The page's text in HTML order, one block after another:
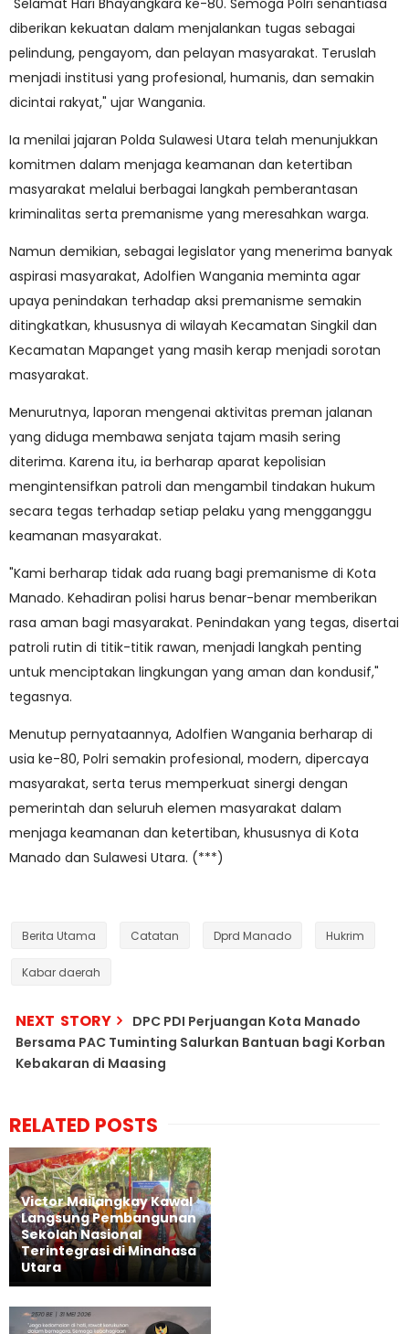
"Selamat Hari Bhayangkara ke-80. Semoga Polri senantiasa
diberikan kekuatan dalam menjalankan tugas sebagai
pelindung, pengayom, dan pelayan masyarakat. Teruslah
menjadi institusi yang profesional, humanis, dan semakin
dicintai rakyat," ujar Wangania.
Ia menilai jajaran Polda Sulawesi Utara telah menunjukkan
komitmen dalam menjaga keamanan dan ketertiban
masyarakat melalui berbagai langkah pemberantasan
kriminalitas serta premanisme yang meresahkan warga.
Namun demikian, sebagai legislator yang menerima banyak
aspirasi masyarakat, Adolfien Wangania meminta agar
upaya penindakan terhadap aksi premanisme semakin
ditingkatkan, khususnya di wilayah Kecamatan Singkil dan
Kecamatan Mapanget yang masih kerap menjadi sorotan
masyarakat.
Menurutnya, laporan mengenai aktivitas preman jalanan
yang diduga membawa senjata tajam masih sering
diterima. Karena itu, ia berharap aparat kepolisian
mengintensifkan patroli dan mengambil tindakan hukum
secara tegas terhadap setiap pelaku yang mengganggu
keamanan masyarakat.
"Kami berharap tidak ada ruang bagi premanisme di Kota
Manado. Kehadiran polisi harus benar-benar memberikan
rasa aman bagi masyarakat. Penindakan yang tegas, disertai
patroli rutin di titik-titik rawan, menjadi langkah penting
untuk menciptakan lingkungan yang aman dan kondusif,"
tegasnya.
Menutup pernyataannya, Adolfien Wangania berharap di
usia ke-80, Polri semakin profesional, modern, dipercaya
masyarakat, serta terus memperkuat sinergi dengan
pemerintah dan seluruh elemen masyarakat dalam
menjaga keamanan dan ketertiban, khususnya di Kota
Manado dan Sulawesi Utara. (***)
Berita Utama Catatan Dprd Manado Hukrim
Kabar daerah
NEXT STORY
DPC PDI Perjuangan Kota Manado
Bersama PAC Tuminting Salurkan Bantuan bagi Korban
Kebakaran di Maasing
RELATED POSTS
Victor Mailangkay Kawal
Langsung Pembangunan
Sekolah Nasional
Terintegrasi di Minahasa
Utara